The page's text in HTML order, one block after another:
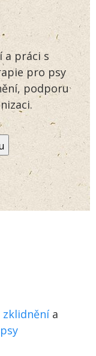
a práci s
pro psy
podporu
zklidněnía